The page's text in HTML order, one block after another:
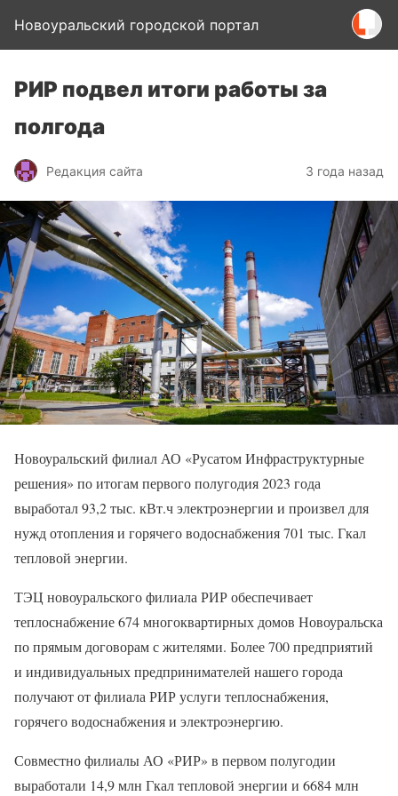
Новоуральский городской портал
РИР подвел итоги работы за
полгода
Редакция сайта 3 года назад
Новоуральский филиал АО «Русатом Инфраструктурные
решения» по итогам первого полугодия 2023 года
выработал 93,2 тыс. кВт.ч электроэнергии и произвел для
нужд отопления и горячего водоснабжения 701 тыс. Гкал
тепловой энергии.
ТЭЦ новоуральского филиала РИР обеспечивает
теплоснабжение 674 многоквартирных домов Новоуральска
по прямым договорам с жителями. Более 700 предприятий
и индивидуальных предпринимателей нашего города
получают от филиала РИР услуги теплоснабжения,
горячего водоснабжения и электроэнергию.
Совместно филиалы АО «РИР» в первом полугодии
выработали 14,9 млн Гкал тепловой энергии и 6684 млн